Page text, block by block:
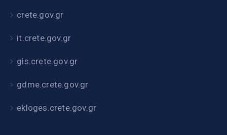
crete.gov.gr
it.crete.gov.gr
gis.crete.gov.gr
gdme.crete.gov.gr
ekloges.crete.gov.gr